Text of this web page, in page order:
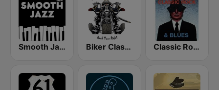
Smooth Jazz - Groov Biker Classic Rock Radio Classic Rock & Blues